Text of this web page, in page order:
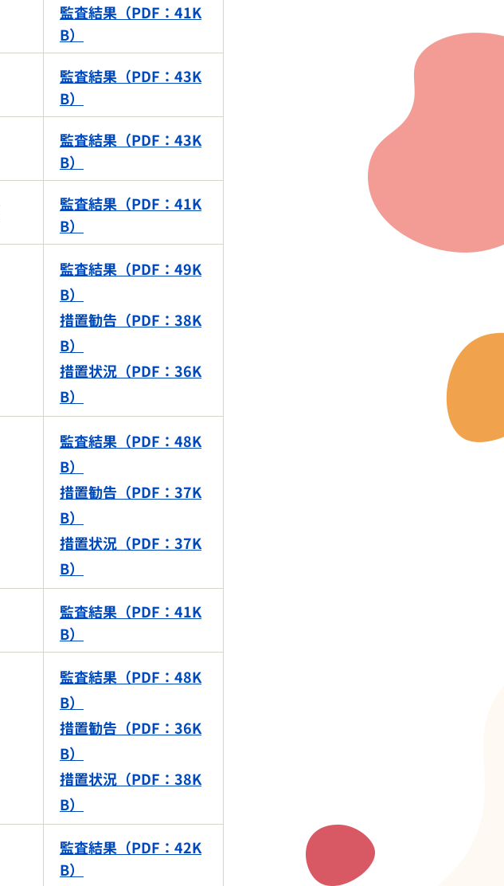
監査結果（PDF：41K
B）
監査結果（PDF：43K
B）
監査結果（PDF：43K
B）
監査結果（PDF：41K
B）
監査結果（PDF：49K
B）
措置勧告（PDF：38K
B）
措置状況（PDF：36K
B）
監査結果（PDF：48K
B）
措置勧告（PDF：37K
B）
措置状況（PDF：37K
B）
監査結果（PDF：41K
B）
監査結果（PDF：48K
B）
措置勧告（PDF：36K
B）
措置状況（PDF：38K
B）
監査結果（PDF：42K
B）